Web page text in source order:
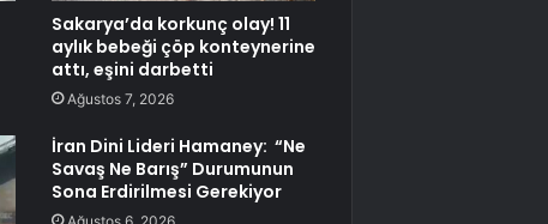
Sakarya’da korkunç olay! 11
aylık bebeği çöp konteynerine
attı, eşini darbetti
Ağustos 7, 2026
İran Dini Lideri Hamaney: “Ne
Savaş Ne Barış” Durumunun
Sona Erdirilmesi Gerekiyor